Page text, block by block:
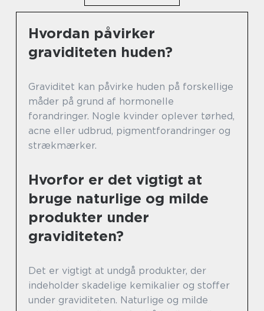
Hvordan påvirker
graviditeten huden?
Graviditet kan påvirke huden på forskellige
måder på grund af hormonelle
forandringer. Nogle kvinder oplever tørhed,
acne eller udbrud, pigmentforandringer og
strækmærker.
Hvorfor er det vigtigt at
bruge naturlige og milde
produkter under
graviditeten?
Det er vigtigt at undgå produkter, der
indeholder skadelige kemikalier og stoffer
under graviditeten. Naturlige og milde